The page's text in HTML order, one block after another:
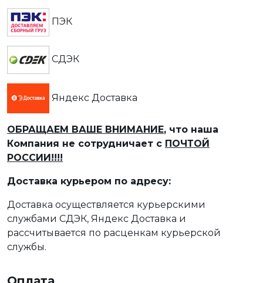
ПЭК
СДЭК
Яндекс Доставка
ОБРАЩАЕМ ВАШЕ ВНИМАНИЕ, что наша
Компания не сотрудничает с ПОЧТОЙ
РОССИИ!!!!
Доставка курьером по адресу:
Доставка осуществляется курьерскими
службами СДЭК, Яндекс Доставка и
рассчитывается по расценкам курьерской
службы.